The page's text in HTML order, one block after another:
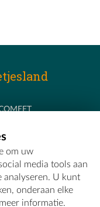
om uw
media tools aan
analyseren. U kunt
onderaan elke
informatie.